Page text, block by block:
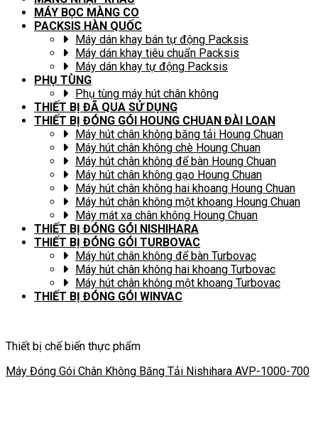
MÁY BỌC MÀNG CO
PACKSIS HÀN QUỐC
Máy dán khay bán tự động Packsis
Máy dán khay tiêu chuẩn Packsis
Máy dán khay tự động Packsis
PHỤ TÙNG
Phụ tùng máy hút chân không
THIẾT BỊ ĐÃ QUA SỬ DỤNG
THIẾT BỊ ĐÓNG GÓI HOUNG CHUAN ĐÀI LOAN
Máy hút chân không băng tải Houng Chuan
Máy hút chân không chè Houng Chuan
Máy hút chân không để bàn Houng Chuan
Máy hút chân không gạo Houng Chuan
Máy hút chân không hai khoang Houng Chuan
Máy hút chân không một khoang Houng Chuan
Máy mát xa chân không Houng Chuan
THIẾT BỊ ĐÓNG GÓI NISHIHARA
THIẾT BỊ ĐÓNG GÓI TURBOVAC
Máy hút chân không để bàn Turbovac
Máy hút chân không hai khoang Turbovac
Máy hút chân không một khoang Turbovac
THIẾT BỊ ĐÓNG GÓI WINVAC
Thiết bị chế biến thực phẩm
Máy Đóng Gói Chân Không Băng Tải Nishihara AVP-1000-700